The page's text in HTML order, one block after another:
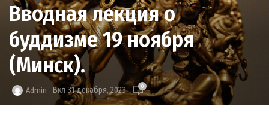
Вводная лекция о
буддизме 19 ноября
(Минск).
Admin Вкл 31 декабря, 2023 0